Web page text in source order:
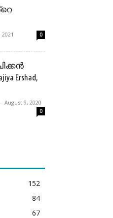
0
Ershad,
- August 9, 2020
0
152
84
67